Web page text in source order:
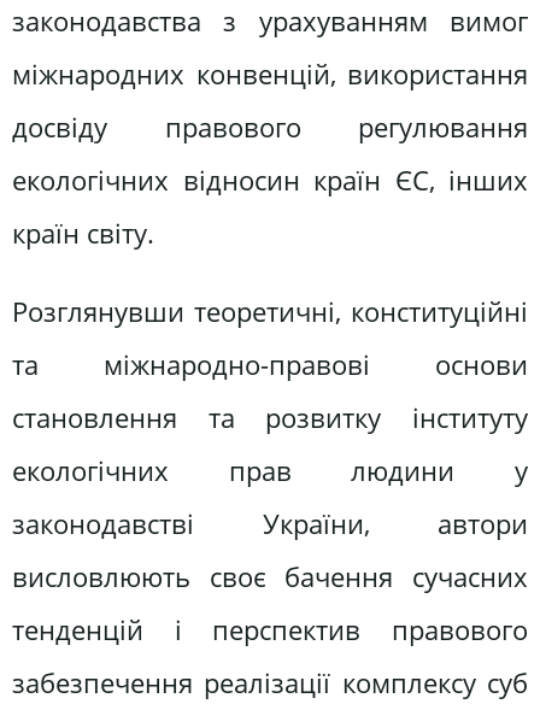
законодавства з урахуванням вимог
міжнародних конвенцій, використання
досвіду правового регулювання
екологічних відносин країн ЄС, інших
країн світу.
Розглянувши теоретичні, конституційні
та міжнародно-правові основи
становлення та розвитку інституту
екологічних прав людини у
законодавстві України, автори
висловлюють своє бачення сучасних
тенденцій і перспектив правового
забезпечення реалізації комплексу суб